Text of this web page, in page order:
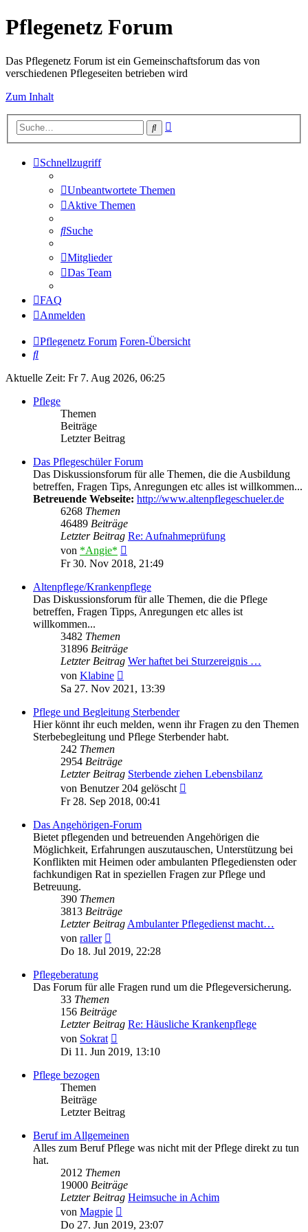
Pflegenetz Forum
Das Pflegenetz Forum ist ein Gemeinschaftsforum das von
verschiedenen Pflegeseiten betrieben wird
Zum Inhalt
Suche
Schnellzugriff
Unbeantwortete Themen
Aktive Themen
Suche
Mitglieder
Das Team
FAQ
Anmelden
Pflegenetz Forum Foren-Übersicht
Suche
Aktuelle Zeit: Fr 7. Aug 2026, 06:25
Pflege
Themen
Beiträge
Letzter Beitrag
Das Pflegeschüler Forum
Das Diskussionsforum für alle Themen, die die Ausbildung
betreffen, Fragen Tips, Anregungen etc alles ist willkommen...
Betreuende Webseite: http://www.altenpflegeschueler.de
6268 Themen
46489 Beiträge
Letzter Beitrag Re: Aufnahmeprüfung
von *Angie*
Beitrag
Fr 30. Nov 2018, 21:49
Altenpflege/Krankenpflege
Das Diskussionsforum für alle Themen, die die Pflege
betreffen, Fragen Tipps, Anregungen etc alles ist
willkommen...
3482 Themen
31896 Beiträge
Letzter Beitrag Wer haftet bei Sturzereignis …
von Klabine
Beitrag
Sa 27. Nov 2021, 13:39
Pflege und Begleitung Sterbender
Hier könnt ihr euch melden, wenn ihr Fragen zu den Themen
Sterbebegleitung und Pflege Sterbender habt.
242 Themen
2954 Beiträge
Letzter Beitrag Sterbende ziehen Lebensbilanz
von Benutzer 204 gelöscht
Fr 28. Sep 2018, 00:41
Das Angehörigen-Forum
Bietet pflegenden und betreuenden Angehörigen die
Möglichkeit, Erfahrungen auszutauschen, Unterstützung bei
Konflikten mit Heimen oder ambulanten Pflegediensten oder
fachkundigen Rat in speziellen Fragen zur Pflege und
Betreuung.
390 Themen
3813 Beiträge
Letzter BeitragAmbulanter Pflegedienst macht…
von raller
Beitrag
Do 18. Jul 2019, 22:28
Pflegeberatung
Das Forum für alle Fragen rund um die Pflegeversicherung.
33 Themen
156 Beiträge
Letzter Beitrag Re: Häusliche Krankenpflege
von Sokrat
Beitrag
Di 11. Jun 2019, 13:10
Pflege bezogen
Themen
Beiträge
Letzter Beitrag
Beruf im Allgemeinen
Alles zum Beruf Pflege was nicht mit der Pflege direkt zu tun
hat.
2012 Themen
19000 Beiträge
Letzter Beitrag Heimsuche in Achim
von Magpie
Beitrag
Do 27. Jun 2019, 23:07